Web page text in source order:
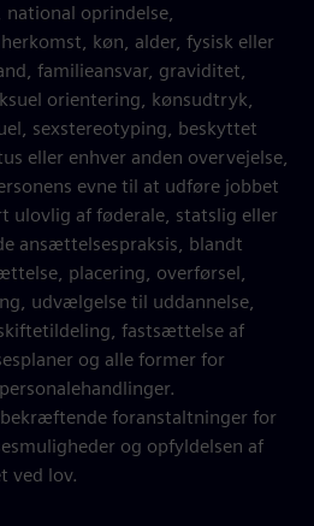
oprindelse,
køn, alder, fysisk eller
familieansvar, graviditet,
orientering, kønsudtryk,
sexstereotyping, beskyttet
eller enhver anden overvejelse,
evne til at udføre jobbet
ulovlig af føderale, statslig eller
ansættelsespraksis, blandt
placering, overførsel,
udvælgelse til uddannelse,
fastsættelse af
og alle former for
foranstaltninger for
og opfyldelsen af
ved lov.